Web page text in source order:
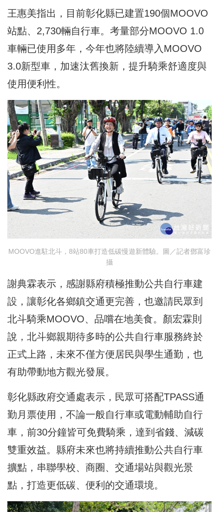
王惠美指出，目前彰化縣已建置190個MOOVO
站點、2,730輛自行車。考量部分MOOVO 1.0
車輛已使用多年，今年也將陸續導入MOOVO
3.0新型車，加速汰舊換新，提升騎乘舒適度與
使用便利性。
MOOVO進駐北斗，8站80車打造低碳慢遊新體驗。圖／記者鄧富珍
攝
謝典霖表示，感謝縣府積極推動公共自行車建
設，讓彰化各鄉鎮交通更完善，也邀請民眾到
北斗騎乘MOOVO、品嚐在地美食。顏宏霖則
說，北斗鄉親期待多時的公共自行車服務終於
正式上路，未來不僅方便居民與學生通勤，也
有助帶動地方觀光發展。
彰化縣政府交通處表示，民眾可搭配TPASS通
勤月票使用，不論一般自行車或電動輔助自行
車，前30分鐘皆可免費騎乘，達到省錢、減碳
雙重效益。縣府未來也將持續推動公共自行車
擴點，串聯學校、商圈、交通場站與觀光景
點，打造更低碳、便利的交通環境。